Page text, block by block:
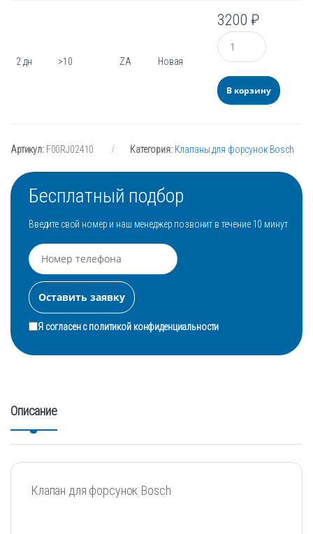
2 дн >10 ZA Новая
3200₽
Количество
В корзину
Артикул: F00RJ02410 Категория: Клапаны для форсунок Bosch
Бесплатный подбор
Введите свой номер и наш менеджер позвонит в течение 10 минут
Я согласен сполитикой конфиденциальности
Описание
Клапан для форсунок Bosch